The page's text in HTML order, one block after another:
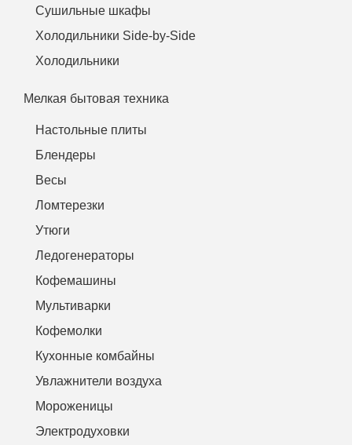
Сушильные шкафы
Холодильники Side-by-Side
Холодильники
Мелкая бытовая техника
Настольные плиты
Блендеры
Весы
Ломтерезки
Утюги
Ледогенераторы
Кофемашины
Мультиварки
Кофемолки
Кухонные комбайны
Увлажнители воздуха
Мороженицы
Электродуховки